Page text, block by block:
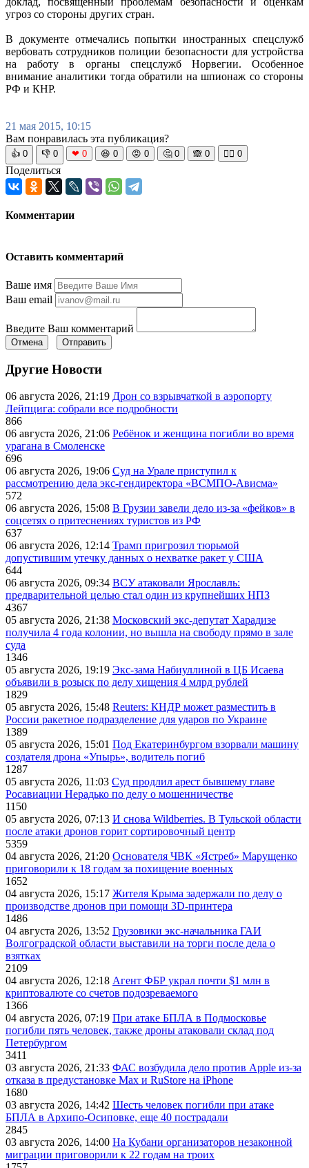
угроз со стороны других стран.
В документе отмечались попытки иностранных спецслужб
вербовать сотрудников полиции безопасности для устройства
на работу в органы спецслужб Норвегии. Особенное
внимание аналитики тогда обратили на шпионаж со стороны
РФ и КНР.
21 мая 2015, 10:15
Вам понравилась эта публикация?
👍 0 👎 0 ❤ 0 😆 0 😡 0 🤔 0 🙈 0 🧘‍♀️ 0
Поделиться
Комментарии
Оставить комментарий
Ваше имя
Ваш email
Введите Ваш комментарий
Отмена Отправить
Другие Новости
06 августа 2026, 21:19 Дрон со взрывчаткой в аэропорту
Лейпцига: собрали все подробности
866
06 августа 2026, 21:06 Ребёнок и женщина погибли во время
урагана в Смоленске
696
06 августа 2026, 19:06 Суд на Урале приступил к
рассмотрению дела экс-гендиректора «ВСМПО-Ависма»
572
06 августа 2026, 15:08 В Грузии завели дело из-за «фейков» в
соцсетях о притеснениях туристов из РФ
637
06 августа 2026, 12:14 Трамп пригрозил тюрьмой
допустившим утечку данных о нехватке ракет у США
644
06 августа 2026, 09:34 ВСУ атаковали Ярославль:
предварительной целью стал один из крупнейших НПЗ
4367
05 августа 2026, 21:38 Московский экс-депутат Харадизе
получила 4 года колонии, но вышла на свободу прямо в зале
суда
1346
05 августа 2026, 19:19 Экс-зама Набиуллиной в ЦБ Исаева
объявили в розыск по делу хищения 4 млрд рублей
1829
05 августа 2026, 15:48 Reuters: КНДР может разместить в
России ракетное подразделение для ударов по Украине
1389
05 августа 2026, 15:01 Под Екатеринбургом взорвали машину
создателя дрона «Упырь», водитель погиб
1287
05 августа 2026, 11:03 Суд продлил арест бывшему главе
Росавиации Нерадько по делу о мошенничестве
1150
05 августа 2026, 07:13 И снова Wildberries. В Тульской области
после атаки дронов горит сортировочный центр
5359
04 августа 2026, 21:20 Основателя ЧВК «Ястреб» Марущенко
приговорили к 18 годам за похищение военных
1652
04 августа 2026, 15:17 Жителя Крыма задержали по делу о
производстве дронов при помощи 3D‑принтера
1486
04 августа 2026, 13:52 Грузовики экс-начальника ГАИ
Волгоградской области выставили на торги после дела о
взятках
2109
04 августа 2026, 12:18 Агент ФБР украл почти $1 млн в
криптовалюте со счетов подозреваемого
1366
04 августа 2026, 07:19 При атаке БПЛА в Подмосковье
погибли пять человек, также дроны атаковали склад под
Петербургом
3411
03 августа 2026, 21:33 ФАС возбудила дело против Apple из-за
отказа в предустановке Max и RuStore на iPhone
1680
03 августа 2026, 14:42 Шесть человек погибли при атаке
БПЛА в Архипо-Осиповке, еще 40 пострадали
2845
03 августа 2026, 14:00 На Кубани организаторов незаконной
миграции приговорили к 22 годам на троих